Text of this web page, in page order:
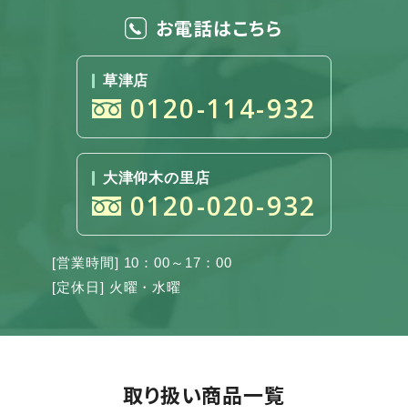
お電話はこちら
草津店
0120-114-932
大津仰木の里店
0120-020-932
[営業時間] 10：00～17：00
[定休日] 火曜・水曜
取り扱い商品一覧